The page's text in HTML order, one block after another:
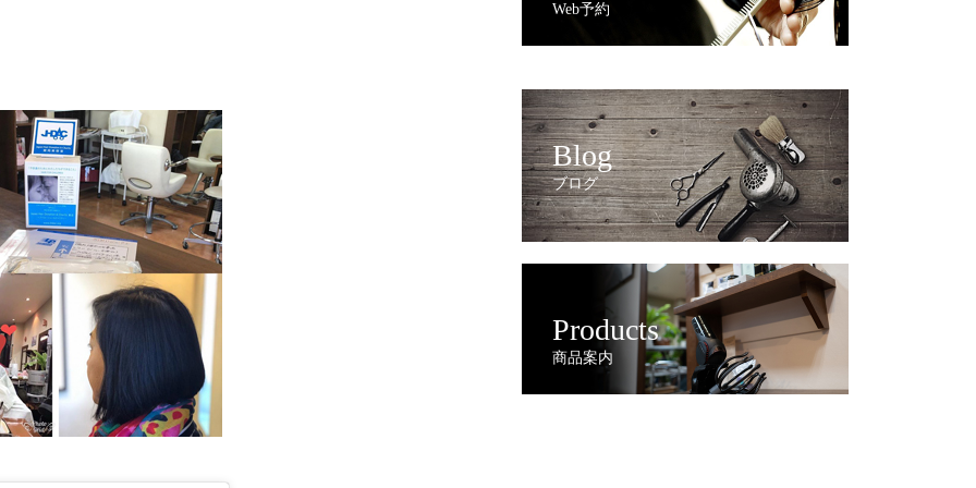
Web予約
Blog
ブログ
Products
商品案内